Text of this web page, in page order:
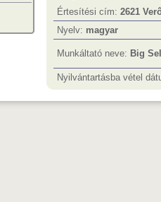
Értesítési cím: 2621
Nyelv: magyar
Munkáltató neve: Big
Nyilvántartásba vétel